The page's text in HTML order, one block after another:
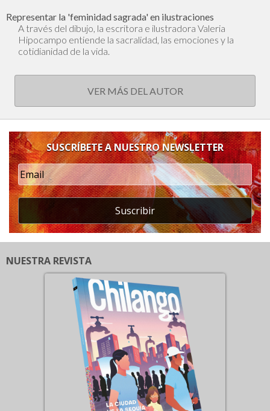
Representar la 'feminidad sagrada' en ilustraciones
A través del dibujo, la escritora e ilustradora Valeria
Hipocampo entiende la sacralidad, las emociones y la
cotidianidad de la vida.
VER MÁS DEL AUTOR
SUSCRÍBETE A NUESTRO NEWSLETTER
Suscribir
NUESTRA REVISTA